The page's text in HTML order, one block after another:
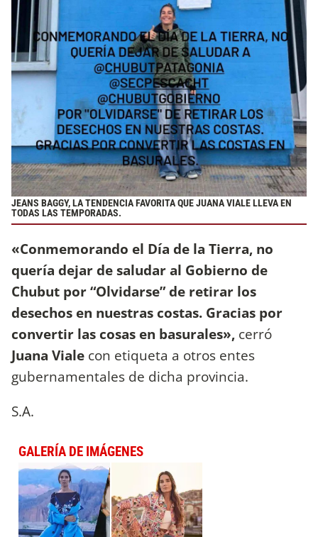
JEANS BAGGY, LA TENDENCIA FAVORITA QUE JUANA VIALE LLEVA EN
TODAS LAS TEMPORADAS.
«Conmemorando el Día de la Tierra, no
quería dejar de saludar al Gobierno de
Chubut por “Olvidarse” de retirar los
desechos en nuestras costas. Gracias por
convertir las cosas en basurales», cerró
Juana Viale con etiqueta a otros entes
gubernamentales de dicha provincia.
S.A.
GALERÍA DE IMÁGENES